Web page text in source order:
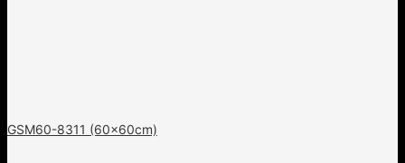
GSM60-8311 (60x60cm)